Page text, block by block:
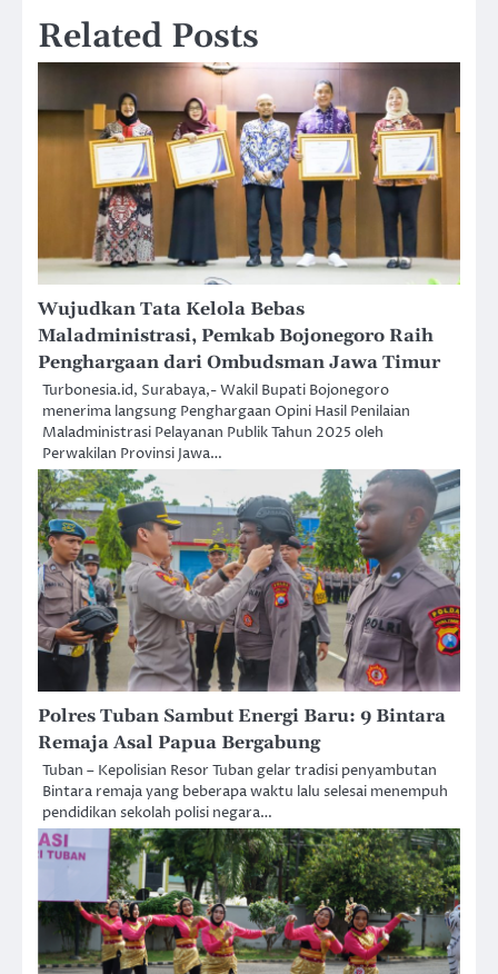
Related Posts
Wujudkan Tata Kelola Bebas
Maladministrasi, Pemkab Bojonegoro Raih
Penghargaan dari Ombudsman Jawa Timur
Turbonesia.id, Surabaya,- Wakil Bupati Bojonegoro
menerima langsung Penghargaan Opini Hasil Penilaian
Maladministrasi Pelayanan Publik Tahun 2025 oleh
Perwakilan Provinsi Jawa…
Polres Tuban Sambut Energi Baru: 9 Bintara
Remaja Asal Papua Bergabung
Tuban – Kepolisian Resor Tuban gelar tradisi penyambutan
Bintara remaja yang beberapa waktu lalu selesai menempuh
pendidikan sekolah polisi negara…